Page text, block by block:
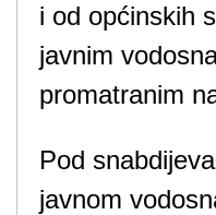
i od općinskih
javnim
promatranim
Pod
javnom